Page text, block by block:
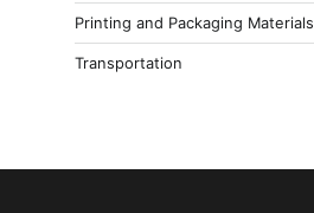
Printing and Packaging Materials
Transportation